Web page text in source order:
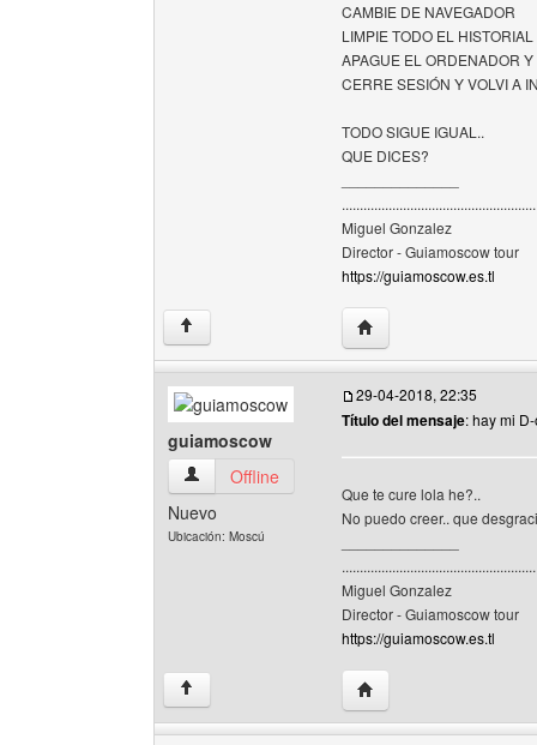
CAMBIE DE NAVEGADOR
LIMPIE TODO EL
APAGUE EL ORDENADOR
CERRE SESIÓN Y VOLVI A
TODO SIGUE IGUAL..
QUE DICES?
Miguel Gonzalez
Director - Guiamoscow tour
https://guiamoscow.es.tl
↑ Visitar sitio web del
guiamoscow
guiamoscow Ver perfil del usuario
Offline
Nuevo
Ubicación: Moscú
29-04-2018, 22:35
Título del mensaje: hay mi
Que te cure lola he?..
No puedo creer.. que
Miguel Gonzalez
Director - Guiamoscow tour
https://guiamoscow.es.tl
↑ Visitar sitio web del